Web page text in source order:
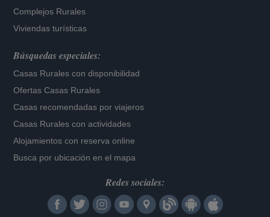
Complejos Rurales
Viviendas turísticas
Búsquedas especiales:
Casas Rurales con disponibilidad
Ofertas Casas Rurales
Casas recomendadas por viajeros
Casas Rurales con actividades
Alojamientos con reserva online
Busca por ubicación en el mapa
Redes sociales: